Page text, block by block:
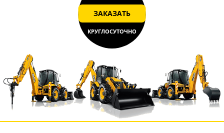
ЗАКАЗАТЬ
КРУГЛОСУТОЧНО